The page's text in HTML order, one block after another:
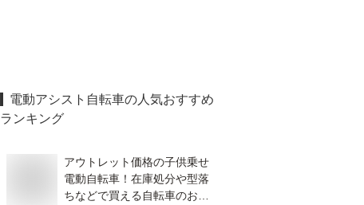
電動アシスト自転車の人気おすすめ
ランキング
アウトレット価格の子供乗せ
電動自転車！在庫処分や型落
ちなどで買える自転車のおす